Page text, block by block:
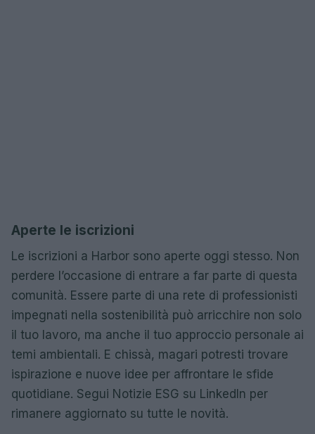
Aperte le iscrizioni
Le iscrizioni a Harbor sono aperte oggi stesso. Non
perdere l’occasione di entrare a far parte di questa
comunità. Essere parte di una rete di professionisti
impegnati nella sostenibilità può arricchire non solo
il tuo lavoro, ma anche il tuo approccio personale ai
temi ambientali. E chissà, magari potresti trovare
ispirazione e nuove idee per affrontare le sfide
quotidiane. Segui Notizie ESG su LinkedIn per
rimanere aggiornato su tutte le novità.